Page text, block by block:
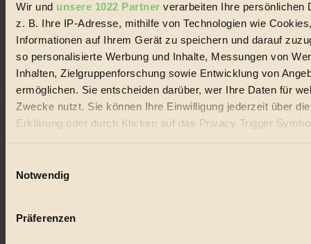
Wir und unsere 1022 Partner verarbeiten Ihre persönlichen
z. B. Ihre IP-Adresse, mithilfe von Technologien wie
Informationen auf Ihrem Gerät zu speichern und darauf
so personalisierte Werbung und Inhalte, Messungen von
Inhalten, Zielgruppenforschung sowie Entwicklung von
ermöglichen. Sie entscheiden darüber, wer Ihre Daten für
Zwecke nutzt. Sie können Ihre Einwilligung jederzeit über
Erklärung oder durch Klicken auf das Privacy Trigger
Wenn Sie es erlauben, würden wir auch gerne:
Ihr Gerät durch aktives Scannen nach bestimmten
Notwendig
Präferenzen
Social Media
22.601 Fans auf Facebook
3.415 Follower auf Twitter
Folge uns auf Instagram
Themen
Bio
Vegan